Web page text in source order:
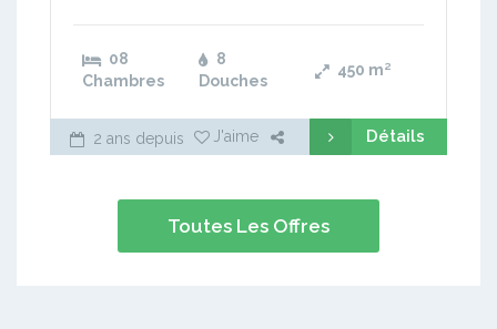
08
Chambres
8
Douches
450 m²
2 ans depuis J'aime Détails
Toutes Les Offres